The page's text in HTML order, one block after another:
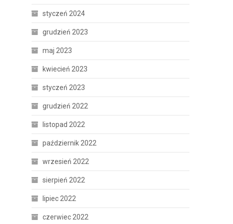
styczeń 2024
grudzień 2023
maj 2023
kwiecień 2023
styczeń 2023
grudzień 2022
listopad 2022
październik 2022
wrzesień 2022
sierpień 2022
lipiec 2022
czerwiec 2022